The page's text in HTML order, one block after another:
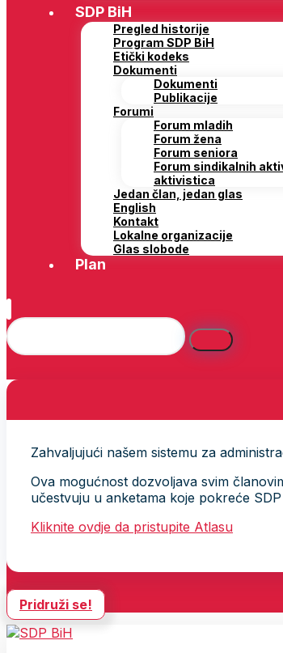
SDP BiH
Pregled historije
Program SDP BiH
Etički kodeks
Dokumenti
Dokumenti
Publikacije
Forumi
Forum mladih
Forum žena
Forum seniora
Forum sindikalnih
aktivistica
Jedan član, jedan glas
English
Kontakt
Lokalne organizacije
Glas slobode
Plan
Zahvaljujući našem sistemu za
Ova mogućnost dozvoljava svim
učestvuju u anketama koje pokreće SDP
Kliknite ovdje da pristupite Atlasu
Pridruži se!